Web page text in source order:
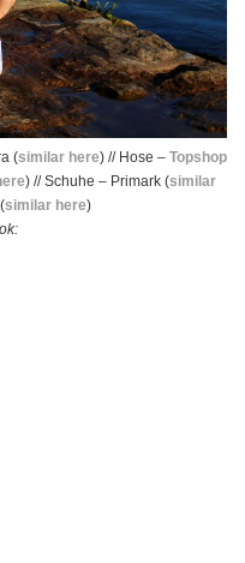
(similar here) // Hose – Topshop
) // Schuhe – Primark (similar
(similar here)